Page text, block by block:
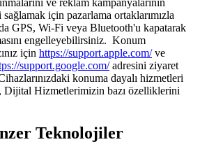
ve reklam kampanyalarının
için pazarlama ortaklarımızla
GPS, Wi-Fi veya Bluetooth'u kapatarak
engelleyebilirsiniz. Konum
için https://support.apple.com/ve
support.google.com/adresini ziyaret
konuma dayalı hizmetleri
Dijital Hizmetlerimizin bazı özelliklerini
Teknolojiler